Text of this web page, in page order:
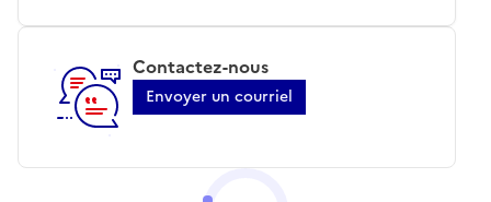
Contactez-nous
Envoyer un courriel